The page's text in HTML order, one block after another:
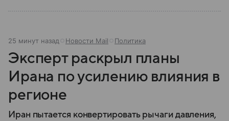
25 минут назад Новости Mail Политика
Эксперт раскрыл планы
Ирана по усилению влияния в
регионе
Иран пытается конвертировать рычаги давления,